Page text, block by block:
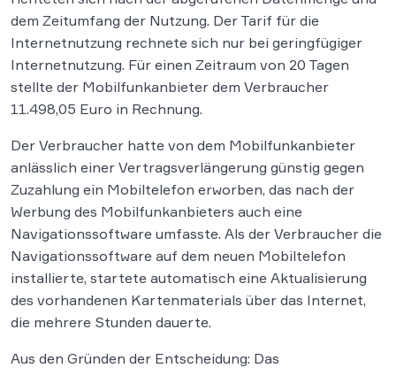
dem Zeitumfang der Nutzung. Der Tarif für die
Internetnutzung rechnete sich nur bei geringfügiger
Internetnutzung. Für einen Zeitraum von 20 Tagen
stellte der Mobilfunkanbieter dem Verbraucher
11.498,05 Euro in Rechnung.
Der Verbraucher hatte von dem Mobilfunkanbieter
anlässlich einer Vertragsverlängerung günstig gegen
Zuzahlung ein Mobiltelefon erworben, das nach der
Werbung des Mobilfunkanbieters auch eine
Navigationssoftware umfasste. Als der Verbraucher die
Navigationssoftware auf dem neuen Mobiltelefon
installierte, startete automatisch eine Aktualisierung
des vorhandenen Kartenmaterials über das Internet,
die mehrere Stunden dauerte.
Aus den Gründen der Entscheidung: Das